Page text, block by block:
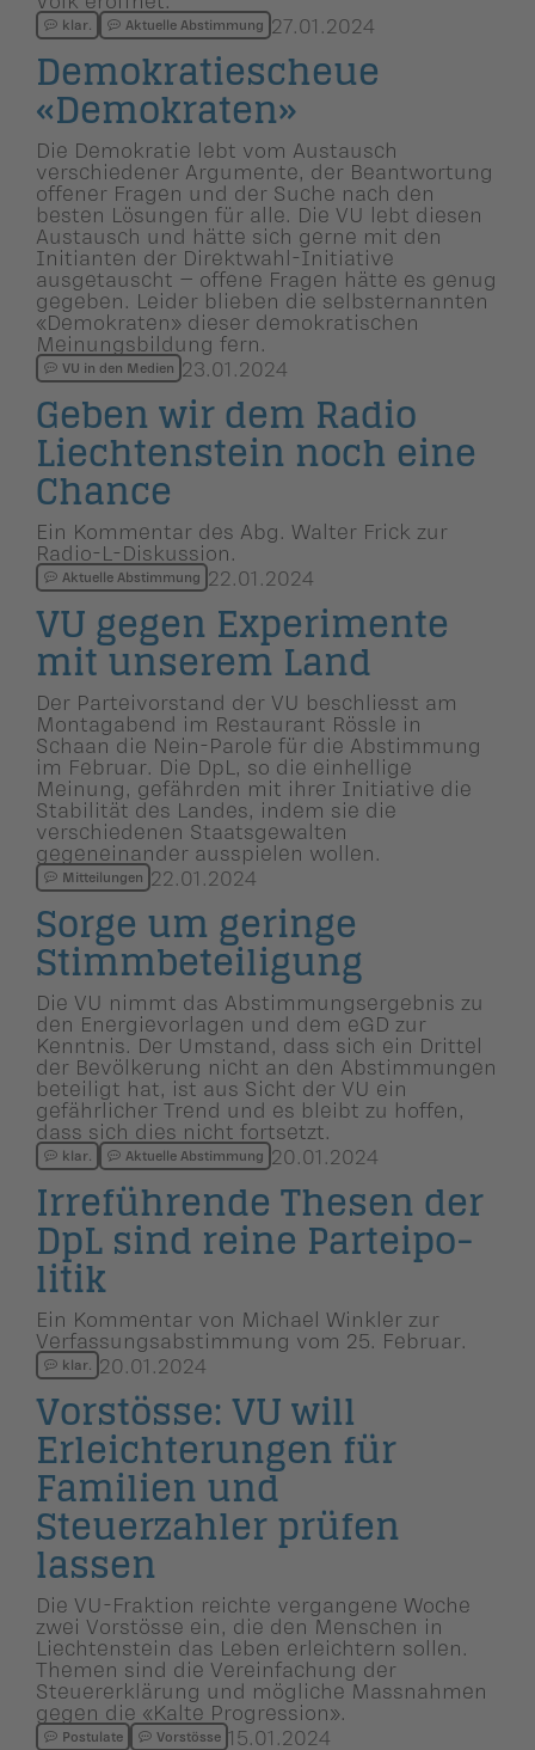
klar. Aktuelle Abstimmung 27.01.2024
Demokratie­scheue
«Demokraten»
Die Demokratie lebt vom Austausch
verschiedener Argumente, der Beantwortung
offener Fragen und der Suche nach den
besten Lösungen für alle. Die VU lebt diesen
Austausch und hätte sich gerne mit den
Initianten der Direktwahl-Initiative
ausgetauscht – offene Fragen hätte es genug
gegeben. Leider blieben die selbsternannten
«Demokraten» dieser demokratischen
Meinungsbildung fern.
VU in den Medien 23.01.2024
Geben wir dem Radio
Liechten­stein noch eine
Chance
Ein Kommentar des Abg. Walter Frick zur
Radio-L-Diskussion.
Aktuelle Abstimmung 22.01.2024
VU gegen Experimente
mit unserem Land
Der Parteivorstand der VU beschliesst am
Montagabend im Restaurant Rössle in
Schaan die Nein-Parole für die Abstimmung
im Februar. Die DpL, so die einhellige
Meinung, gefährden mit ihrer Initiative die
Stabilität des Landes, indem sie die
verschiedenen Staatsgewalten
gegeneinander ausspielen wollen.
Mitteilungen 22.01.2024
Sorge um geringe
Stimmbetei­li­gung
Die VU nimmt das Abstimmungsergebnis zu
den Energievorlagen und dem eGD zur
Kenntnis. Der Umstand, dass sich ein Drittel
der Bevölkerung nicht an den Abstimmungen
beteiligt hat, ist aus Sicht der VU ein
gefährlicher Trend und es bleibt zu hoffen,
dass sich dies nicht fortsetzt.
klar. Aktuelle Abstimmung 20.01.2024
Irreführende Thesen der
DpL sind reine Parteipo­
litik
Ein Kommentar von Michael Winkler zur
Verfassungsabstimmung vom 25. Februar.
klar. 20.01.2024
Vorstösse: VU will
Erleichte­rungen für
Familien und
Steuerzahler prüfen
lassen
Die VU-Fraktion reichte vergangene Woche
zwei Vorstösse ein, die den Menschen in
Liechtenstein das Leben erleichtern sollen.
Themen sind die Vereinfachung der
Steuererklärung und mögliche Massnahmen
gegen die «Kalte Progression».
Postulate Vorstösse 15.01.2024